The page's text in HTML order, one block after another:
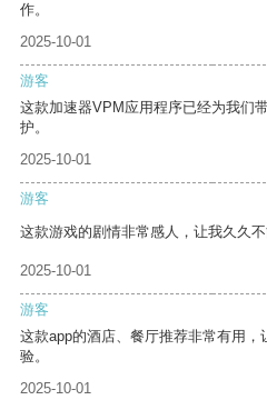
作。
2025-10-01
游客
这款加速器VPM应用程序已经为我们
护。
2025-10-01
游客
这款游戏的剧情非常感人，让我久久不
2025-10-01
游客
这款app的酒店、餐厅推荐非常有用
验。
2025-10-01